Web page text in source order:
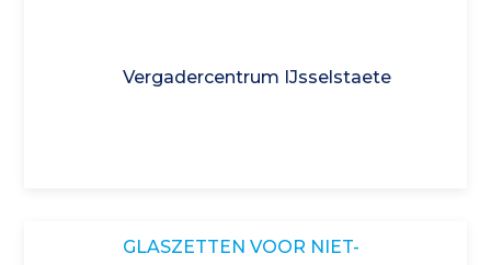
Vergadercentrum IJsselstaete
GLASZETTEN VOOR NIET-